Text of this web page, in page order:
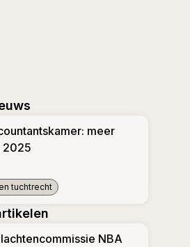
meer
2025
tuchtrecht
NBA